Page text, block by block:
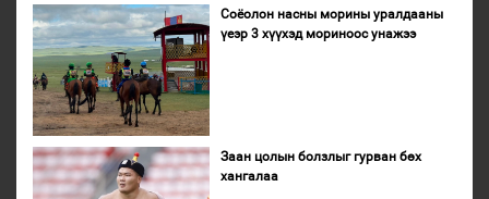
Соёолон насны морины уралдааны
үеэр 3 хүүхэд мориноос унажээ
Заан цолын болзлыг гурван бөх
хангалаа